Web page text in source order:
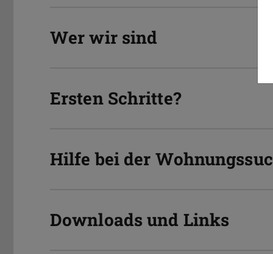
Wer wir sind
Ersten Schritte?
Hilfe bei der
Downloads und Links